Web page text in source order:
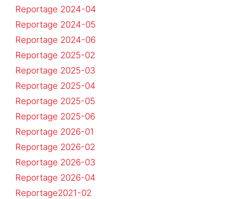
Reportage 2024-04
Reportage 2024-05
Reportage 2024-06
Reportage 2025-02
Reportage 2025-03
Reportage 2025-04
Reportage 2025-05
Reportage 2025-06
Reportage 2026-01
Reportage 2026-02
Reportage 2026-03
Reportage 2026-04
Reportage2021-02